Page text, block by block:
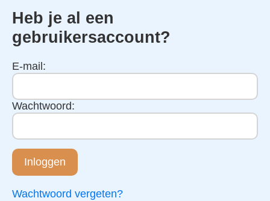
Heb je al een
gebruikersaccount?
E-mail:
Wachtwoord:
Inloggen
Wachtwoord vergeten?